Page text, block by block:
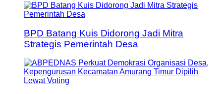
BPD Batang Kuis Didorong Jadi Mitra
Strategis Pemerintah Desa